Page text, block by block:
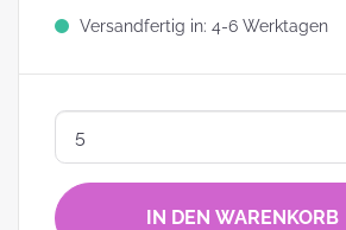
Versandfertig in: 4-6 Werktagen
IN DEN WARENKORB